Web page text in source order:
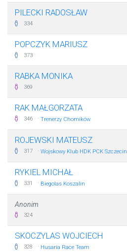
PILECKI RADOSŁAW
334
POPCZYK MARIUSZ
373
RABKA MONIKA
369
RAK MAŁGORZATA
346 · Trenerzy Chomików
ROJEWSKI MATEUSZ
317 · Wojskowy Klub HDK PCK Szczecin
RYKIEL MICHAŁ
331 · Biegolas Koszalin
Anonim
324
SKOCZYLAS WOJCIECH
328 · Husaria Race Team